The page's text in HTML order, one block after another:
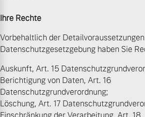
Ihre Rechte
Vorbehaltlich der
Datenschutzgesetzgebung haben Sie
Auskunft, Art. 15
Berichtigung von Daten, Art. 16
Datenschutzgrundverordnung;
Löschung, Art. 17